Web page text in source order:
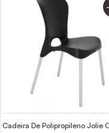
Cadeira De Polipropileno Jolie